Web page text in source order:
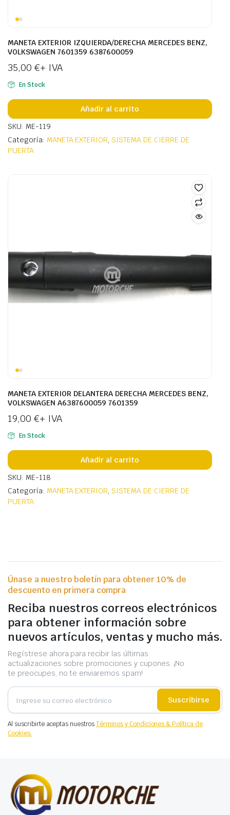
MANETA EXTERIOR IZQUIERDA/DERECHA MERCEDES BENZ,
VOLKSWAGEN 7601359 6387600059
35,00 €+ IVA
En Stock
Añadir al carrito
SKU: ME-119
Categoría: MANETA EXTERIOR,SISTEMA DE CIERRE DE
PUERTA
MANETA EXTERIOR DELANTERA DERECHA MERCEDES BENZ,
VOLKSWAGEN A6387600059 7601359
19,00 €+ IVA
En Stock
Añadir al carrito
SKU: ME-118
Categoría: MANETA EXTERIOR,SISTEMA DE CIERRE DE
PUERTA
Únase a nuestro boletín para obtener 10% de
descuento en primera compra
Reciba nuestros correos electrónicos
para obtener información sobre
nuevos artículos, ventas y mucho más.
Regístrese ahora para recibir las últimas
actualizaciones sobre promociones y cupones. ¡No
te preocupes, no te enviaremos spam!
Suscribirse
Al suscribirte aceptas nuestrosTérminos y Condiciones & Política de
Cookies.